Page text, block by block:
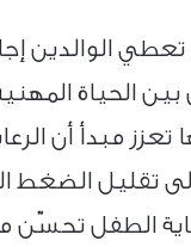
تعطي الوالدين
الحياة
مبدأ أن
تقليل الضغط
الطفل تحسّن